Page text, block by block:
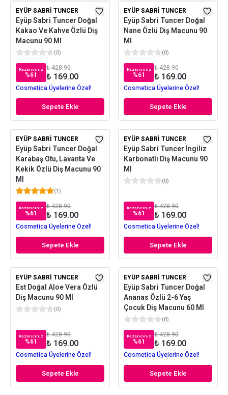
EYÜP SABRI TUNCER
Eyüp Sabri Tuncer Doğal
Kakao Ve Kahve Özlü Diş
Macunu 90 Ml
(0)
Kazancınız
%61
₺ 428.90
₺ 169.00
Cosmetica Üyelerine Özel!
Sepete Ekle
EYÜP SABRI TUNCER
Eyüp Sabri Tuncer Doğal
Nane Özlü Diş Macunu 90
Ml
(0)
Kazancınız
%61
₺ 428.90
₺ 169.00
Cosmetica Üyelerine Özel!
Sepete Ekle
EYÜP SABRI TUNCER
Eyüp Sabri Tuncer Doğal
Karabaş Otu, Lavanta Ve
Kekik Özlü Diş Macunu 90
Ml
(1)
Kazancınız
%61
₺ 428.90
₺ 169.00
Cosmetica Üyelerine Özel!
Sepete Ekle
EYÜP SABRI TUNCER
Eyüp Sabri Tuncer İngiliz
Karbonatlı Diş Macunu 90
Ml
(0)
Kazancınız
%61
₺ 428.90
₺ 169.00
Cosmetica Üyelerine Özel!
Sepete Ekle
EYÜP SABRI TUNCER
Est Doğal Aloe Vera Özlü
Diş Macunu 90 Ml
(0)
Kazancınız
%61
₺ 428.90
₺ 169.00
Cosmetica Üyelerine Özel!
Sepete Ekle
EYÜP SABRI TUNCER
Eyüp Sabri Tuncer Doğal
Ananas Özlü 2-6 Yaş
Çocuk Diş Macunu 60 Ml
(0)
Kazancınız
%61
₺ 428.90
₺ 169.00
Cosmetica Üyelerine Özel!
Sepete Ekle